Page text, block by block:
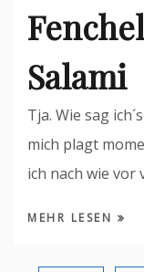
Salami
Tja. Wie sag
mich plagt
ich nach wie vor
MEHR LESEN